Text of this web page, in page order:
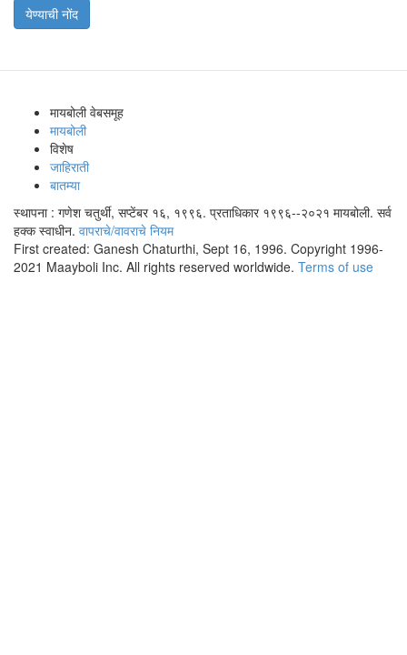
येण्याची नोंद
मायबोली वेबसमूह
मायबोली
विशेष
जाहिराती
बातम्या
स्थापना : गणेश चतुर्थी, सप्टेंबर १६, १९९६. प्रताधिकार १९९६--२०२१ मायबोली. सर्व
हक्क स्वाधीन. वापराचे/वावराचे नियम
First created: Ganesh Chaturthi, Sept 16, 1996. Copyright 1996-
2021 Maayboli Inc. All rights reserved worldwide. Terms of use